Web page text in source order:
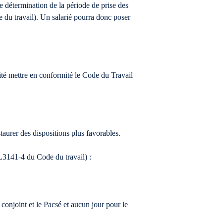
détermination de la période de prise des
du travail). Un salarié pourra donc poser
mettre en conformité le Code du Travail
des dispositions plus favorables.
4 du Code du travail) :
et le Pacsé et aucun jour pour le